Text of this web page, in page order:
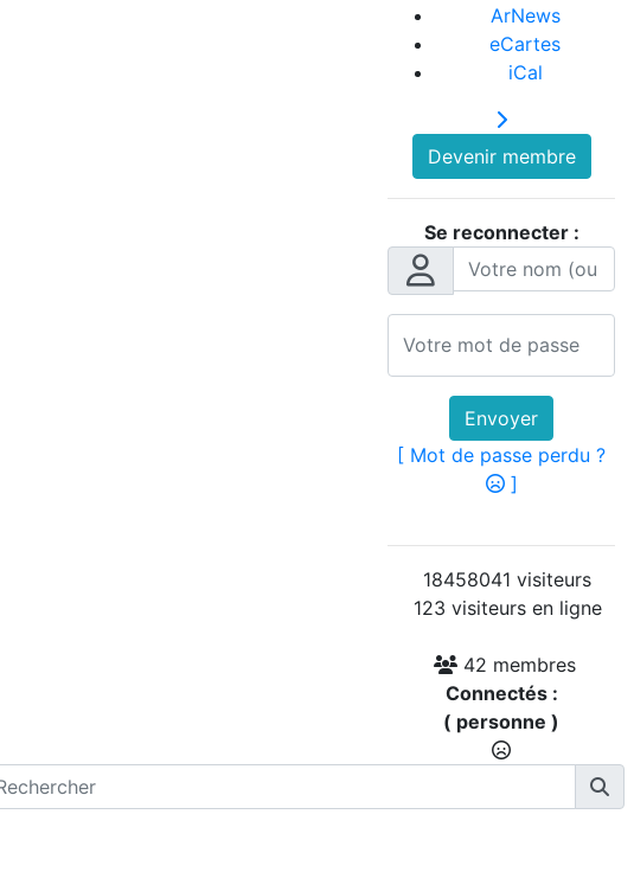
ArNews
eCartes
iCal
Devenir membre
Se reconnecter :
Envoyer
[ Mot de passe perdu ?
]
18458041 visiteurs
123 visiteurs en ligne
42 membres
Connectés :
( personne )